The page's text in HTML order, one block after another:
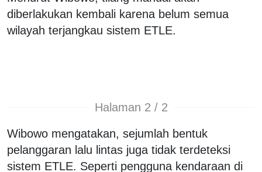
diberlakukan kembali karena belum semua
wilayah terjangkau sistem ETLE.
Halaman 2 / 2
Wibowo mengatakan, sejumlah bentuk
pelanggaran lalu lintas juga tidak terdeteksi
sistem ETLE. Seperti pengguna kendaraan di